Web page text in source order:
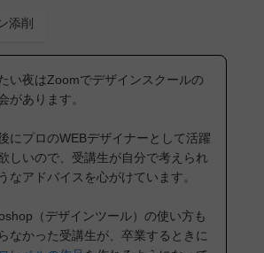
添削
い夜はZoomでデザインスクールの
があります。
にプロのWEBデザイナーとして活躍
しいので、受講生が自分で考えられ
なアドバイスを心がけています。
（デザインツール）の使い方も
なかった受講生が、卒業するときに